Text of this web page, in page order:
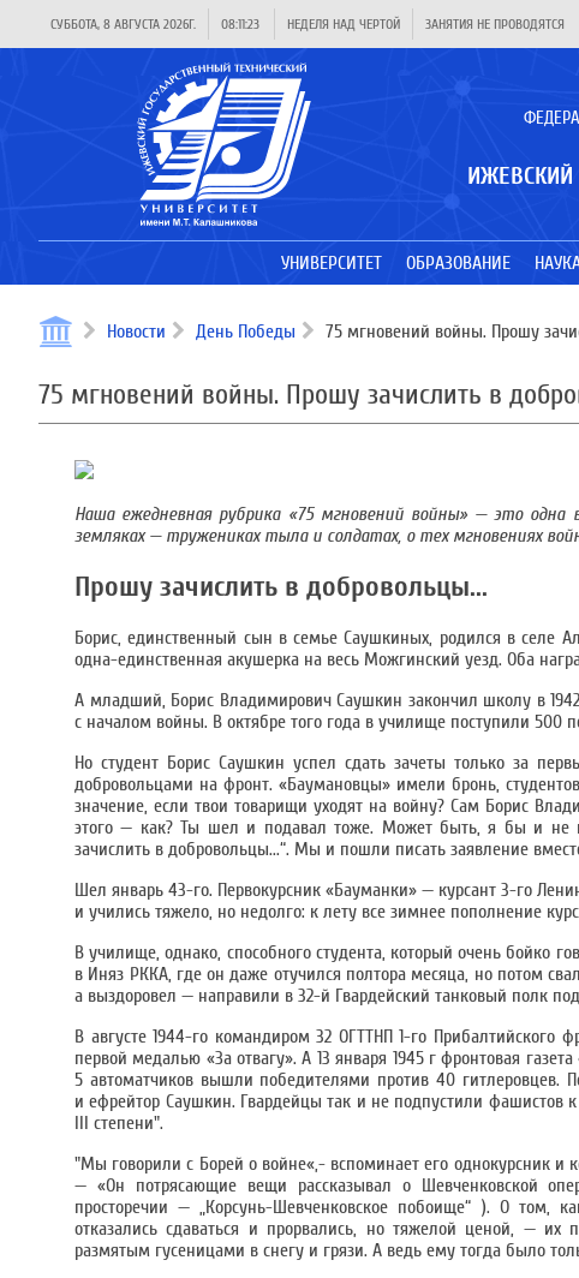
СУББОТА, 8 АВГУСТА 2026Г. 08:11:24 НЕДЕЛЯ НАД ЧЕРТОЙ ЗАНЯТИЯ НЕ ПРОВОДЯТСЯ
ИЖЕВСКИЙ
УНИВЕРСИТЕТ ОБРАЗОВАНИЕ
Новости День Победы 75 мгновений войны. Прошу
75 мгновений войны. Прошу зачислить в
Наша ежедневная рубрика «75 мгновений войны» — это
земляках — тружениках тыла и солдатах, о тех мгновениях
Прошу зачислить в добровольцы...
Борис, единственный сын в семье Саушкиных, родился в селе
одна-единственная акушерка на весь Можгинский уезд. Оба
А младший, Борис Владимирович Саушкин закончил школу в
с началом войны. В октябре того года в училище поступили 500
Но студент Борис Саушкин успел сдать зачеты только за
добровольцами на фронт. «Баумановцы» имели бронь,
значение, если твои товарищи уходят на войну? Сам Борис
этого — как? Ты шел и подавал тоже. Может быть, я бы и не
зачислить в добровольцы...“. Мы и пошли писать заявление
Шел январь 43-го. Первокурсник «Бауманки» — курсант 3-го
и учились тяжело, но недолго: к лету все зимнее пополнение
В училище, однако, способного студента, который очень бойко
в Иняз РККА, где он даже отучился полтора месяца, но потом
а выздоровел — направили в 32-й Гвардейский танковый полк
В августе 1944-го командиром 32 ОГТТНП 1-го
первой медалью «За отвагу». А 13 января 1945 г фронтовая
5 автоматчиков вышли победителями против 40 гитлеровцев.
и ефрейтор Саушкин. Гвардейцы так и не подпустили
III степени".
"Мы говорили с Борей о войне«,- вспоминает его однокурсник и
— «Он потрясающие вещи рассказывал о Шевченковской
просторечии — „Корсунь-Шевченковское побоище“ ). О том,
отказались сдаваться и прорвались, но тяжелой ценой, — их
размятым гусеницами в снегу и грязи. А ведь ему тогда было